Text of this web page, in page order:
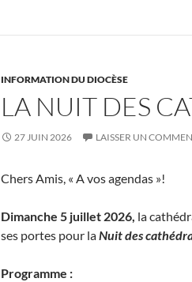
INFORMATION DU DIOCÈSE
LA NUIT DES
27 JUIN 2026 LAISSER UN
Chers Amis, « A vos agendas »!
Dimanche 5 juillet 2026, la
ses portes pour laNuit des
Programme :